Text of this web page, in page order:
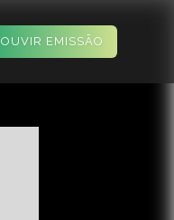
OUVIR EMISSÃO